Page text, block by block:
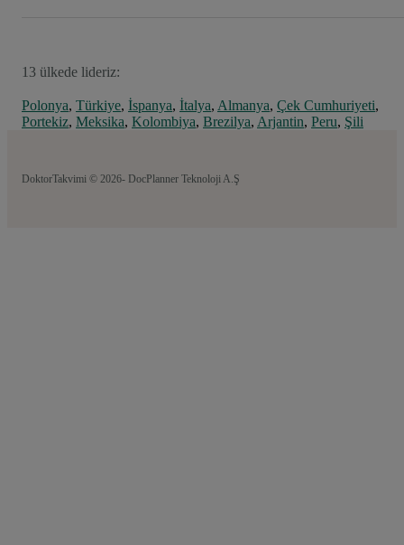
13 ülkede lideriz:
Polonya, Türkiye, İspanya, İtalya, Almanya, Çek Cumhuriyeti,
Portekiz, Meksika, Kolombiya, Brezilya, Arjantin, Peru, Şili
DoktorTakvimi © 2026- DocPlanner Teknoloji A.Ş